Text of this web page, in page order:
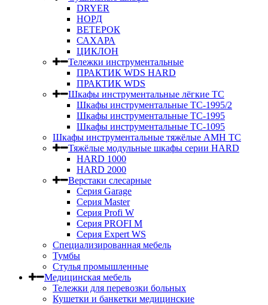
DRYER
НОРД
ВЕТЕРОК
САХАРА
ЦИКЛОН
Тележки инструментальные
ПРАКТИК WDS HARD
ПРАКТИК WDS
Шкафы инструментальные лёгкие ТС
Шкафы инструментальные ТС-1995/2
Шкафы инструментальные TC-1995
Шкафы инструментальные TC-1095
Шкафы инструментальные тяжёлые AMH TC
Тяжёлые модульные шкафы серии HARD
HARD 1000
HARD 2000
Верстаки слесарные
Серия Garage
Серия Master
Серия Profi W
Серия PROFI M
Серия Expert WS
Специализированная мебель
Тумбы
Стулья промышленные
Медицинская мебель
Тележки для перевозки больных
Кушетки и банкетки медицинские